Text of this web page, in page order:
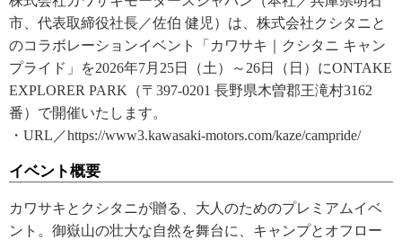
市、代表取締役社長／佐伯 健児）は、株式会社クシタニと
のコラボレーションイベント「カワサキ｜クシタニ キャン
プライド」を2026年7月25日（土）～26日（日）にONTAKE
EXPLORER PARK（〒397-0201 長野県木曽郡王滝村3162
番）で開催いたします。
・URL／https://www3.kawasaki-motors.com/kaze/campride/
イベント概要
カワサキとクシタニが贈る、大人のためのプレミアムイベ
ント。御嶽山の壮大な自然を舞台に、キャンプとオフロー